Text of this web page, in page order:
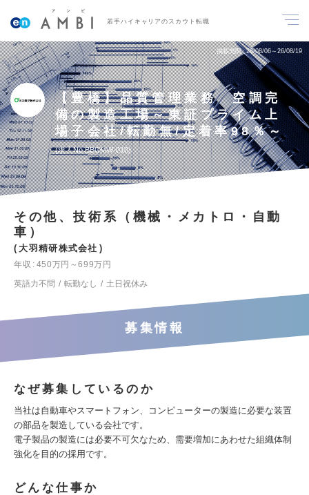
若手ハイキャリアのスカウト転職
掲載期間 26/08/06～26/08/19
【豊橋】品質管理業務 空調完
備の製造工場～東証プライム上
場子会社/転勤無/定着率98％～
求人No.BBCMW-010
その他、技術系（機械・メカトロ・自動
車）
大羽精研株式会社
年収
450万円～699万円
英語力不問
転勤なし 土日祝休み
募集情報
なぜ募集しているのか
当社は自動車やスマートフォン、コンピューターの製造に必要な装置
の部品を製造している会社です。
電子製品の製造には必要不可欠なため、需要増加にあわせた組織体制
強化を目的の採用です。
どんな仕事か